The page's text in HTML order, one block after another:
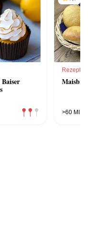
Rezept
Maisbrot
>60 MIN